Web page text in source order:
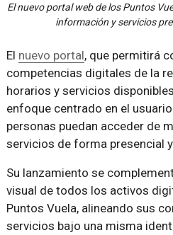
El nuevo portal web de los Puntos
información y servicios
El nuevo portal, que permitirá
competencias digitales de la
horarios y servicios
enfoque centrado en el
personas puedan acceder de
servicios de forma presencial
Su lanzamiento se
visual de todos los activos
Puntos Vuela, alineando sus
servicios bajo una misma